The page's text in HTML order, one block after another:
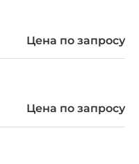
Цена по запросу
Цена по запросу